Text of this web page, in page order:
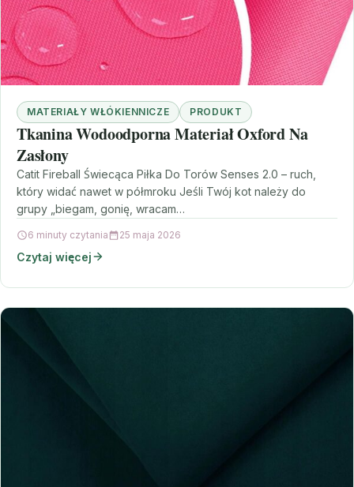
MATERIAŁY WŁÓKIENNICZE PRODUKT
Tkanina Wodoodporna Materiał Oxford Na
Zasłony
Catit Fireball Świecąca Piłka Do Torów Senses 2.0 – ruch,
który widać nawet w półmroku Jeśli Twój kot należy do
grupy „biegam, gonię, wracam…
6 minuty czytania 25 maja 2026
Czytaj więcej